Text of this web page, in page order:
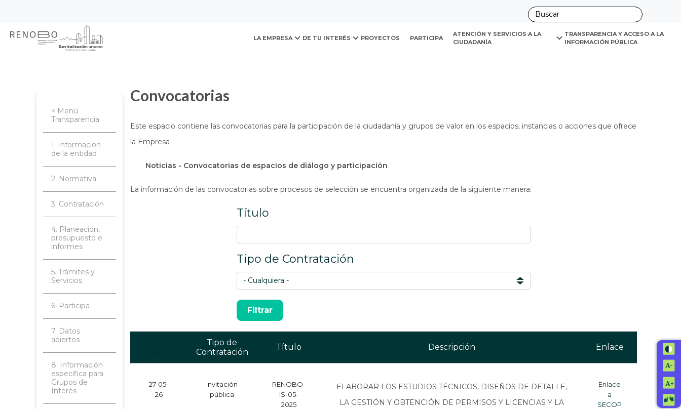
contenido
Sitio Web Empresa de Renovación y Desarrollo Urbano
LA EMPRESA DE TU INTERÉS PROYECTOS PARTICIPA
ATENCIÓN Y SERVICIOS A LA
CIUDADANÍA
TRANSPARENCIA Y ACCESO A LA
INFORMACIÓN PÚBLICA
< Menú
Transparencia
1. Información
de la entidad
2. Normativa
3. Contratación
4. Planeación,
presupuesto e
informes
5. Trámites y
Servicios
6. Participa
7. Datos
abiertos
8. Información
específica para
Grupos de
Interés
Convocatorias
Este espacio contiene las convocatorias para la participación de la ciudadanía y grupos de valor en los espacios, instancias o acciones que ofrece
la Empresa
Noticias - Convocatorias de espacios de diálogo y participación
La información de las convocatorias sobre procesos de selección se encuentra organizada de la siguiente manera:
Título
Tipo de Contratación
Tipo de
Contratación
Título Descripción Enlace
27-05-
26
Invitación
pública
RENOBO-
IS-05-
2025
ELABORAR LOS ESTUDIOS TÉCNICOS, DISEÑOS DE DETALLE,
LA GESTIÓN Y OBTENCIÓN DE PERMISOS Y LICENCIAS Y LA
Enlace
a
SECOP